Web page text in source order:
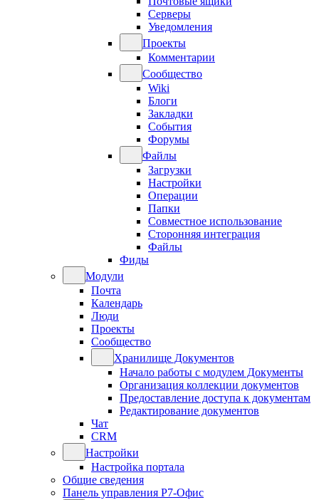
Серверы
Уведомления
Проекты
Комментарии
Сообщество
Wiki
Блоги
Закладки
События
Форумы
Файлы
Загрузки
Настройки
Операции
Папки
Совместное использование
Сторонняя интеграция
Файлы
Фиды
Модули
Почта
Календарь
Люди
Проекты
Сообщество
Хранилище Документов
Начало работы с модулем Документы
Организация коллекции документов
Предоставление доступа к документам
Редактирование документов
Чат
CRM
Настройки
Настройка портала
Общие сведения
Панель управления Р7-Офис